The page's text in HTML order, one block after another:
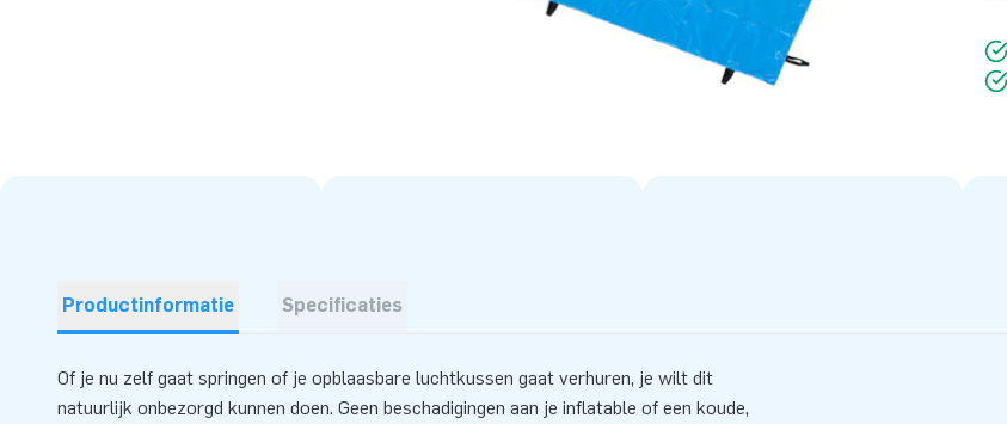
Productinformatie Specificaties
Of je nu zelf gaat springen of je opblaasbare luchtkussen gaat verhuren, je wilt dit
natuurlijk onbezorgd kunnen doen. Geen beschadigingen aan je inflatable of een koude,